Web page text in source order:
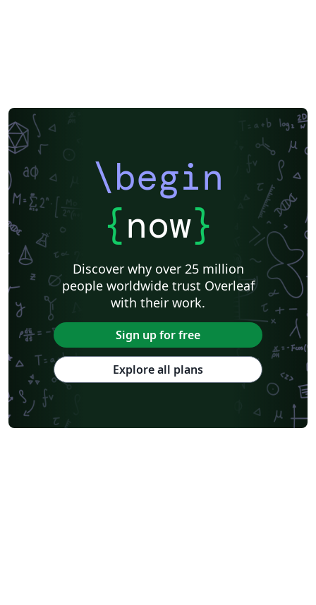
\begin
{now}
Discover why over 25 million
people worldwide trust Overleaf
with their work.
Sign up for free
Explore all plans